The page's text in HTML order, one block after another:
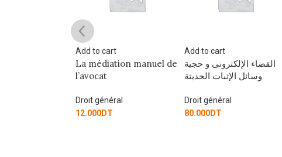
Add to cart
La médiation manuel de
l’avocat
Droit général
12.000DT
Add to cart
القضاء الإلكترونى و حجية
وسائل الإثبات الحديثة
Droit général
80.000DT